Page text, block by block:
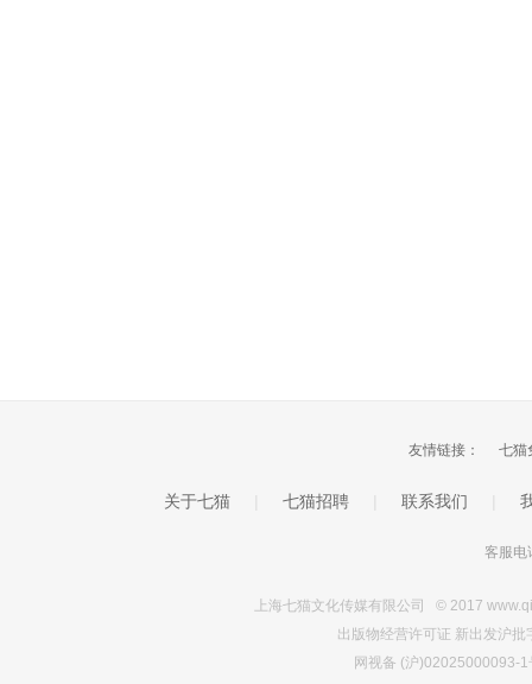
友情链接： 七猫
关于七猫 七猫招聘 联系我们
客服电
上海七猫文化传媒有限公司 © 2017
出版物经营许可证 新出发沪
网视备 (沪)02025000093-